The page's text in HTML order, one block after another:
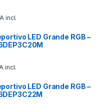
incl.
LED Grande RGB –
incl.
LED Grande RGB –